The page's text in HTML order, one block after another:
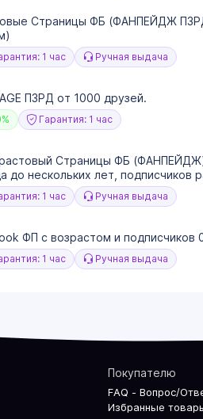
Страницы ФБ (ФАНПЕЙДЖ
1 час Ручная выдача
ПЗРД от 1000 друзей.
Гарантия: 1 час
Страницы ФБ
до нескольких лет, подписчиков
1 час Ручная выдача
ФП с возрастом и подписчиков
1 час Ручная выдача
Покупателю
FAQ - Вопрос/
Избранные